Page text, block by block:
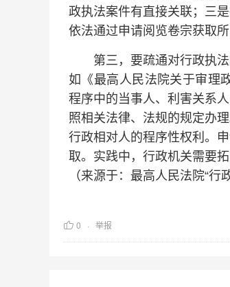
政执法案件有直接关联；三
依法通过申请阅览卷宗获取所
第三，要疏通对行政执法
如《最高人民法院关于审理
程序中的当事人、利害关系
照相关法律、法规的规定办
行政相对人的程序性权利。
取。实践中，行政机关需要
（来源于：最高人民法院“行
0 举报